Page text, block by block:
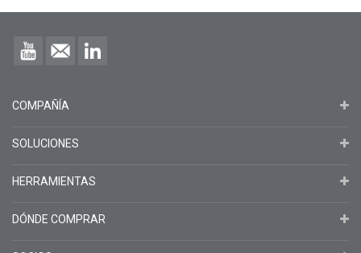
COMPAÑÍA
SOLUCIONES
HERRAMIENTAS
DÓNDE COMPRAR